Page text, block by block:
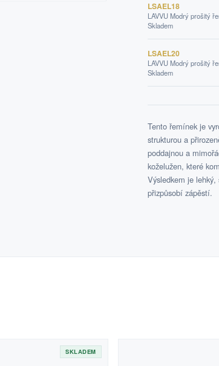
LSAEL18
LAVVU Modrý prošitý
Skladem
LSAEL20
LAVVU Modrý prošitý
Skladem
Tento řemínek je
strukturou a
poddajnou a
koželužen, které
Výsledkem je lehký,
přizpůsobí zápěstí.
SKLADEM